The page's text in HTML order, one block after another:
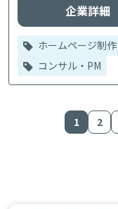
企業詳細
ホームページ制作
コンサル・PM
1 2